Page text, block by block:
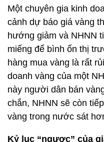
Một chuyên gia kinh
cảnh dự báo giá vàng
hướng giảm và NHNN
miếng để bình ổn thị
hàng mua vàng là rất
doanh vàng của một
này người dân bán
chắn, NHNN sẽ còn
vàng trong nước sát
Kỷ lục “ngược” của